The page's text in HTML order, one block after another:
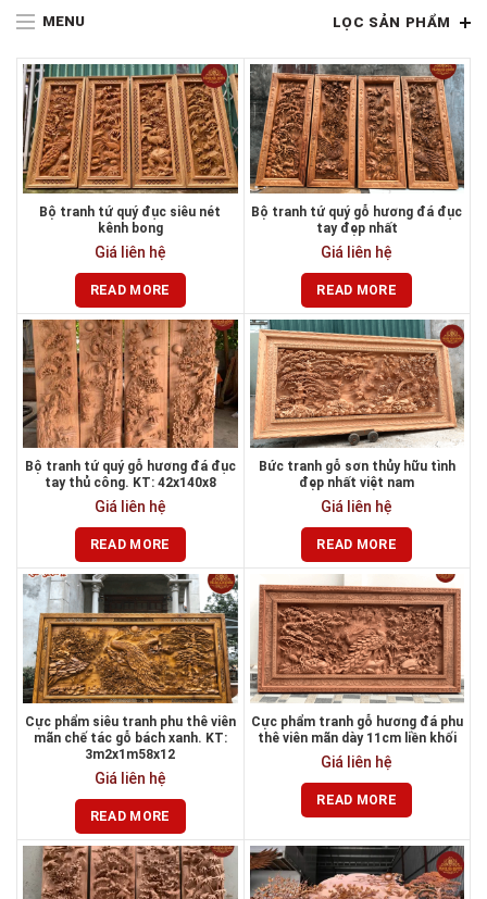
MENU LỌC SẢN PHẨM
Bộ tranh tứ quý đục siêu nét
kênh bong
Giá liên hệ
READ MORE
Bộ tranh tứ quý gỗ hương đá đục
tay đẹp nhất
Giá liên hệ
READ MORE
Bộ tranh tứ quý gỗ hương đá đục
tay thủ công. KT: 42x140x8
Giá liên hệ
READ MORE
Bức tranh gỗ sơn thủy hữu tình
đẹp nhất việt nam
Giá liên hệ
READ MORE
Cực phẩm siêu tranh phu thê viên
mãn chế tác gỗ bách xanh. KT:
3m2x1m58x12
Giá liên hệ
READ MORE
Cực phẩm tranh gỗ hương đá phu
thê viên mãn dày 11cm liền khối
Giá liên hệ
READ MORE